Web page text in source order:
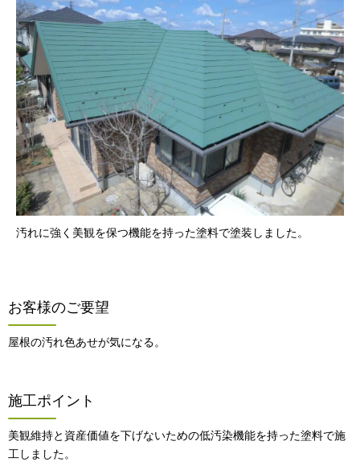
汚れに強く美観を保つ機能を持った塗料で塗装しました。
お客様のご要望
屋根の汚れ色あせが気になる。
施工ポイント
美観維持と資産価値を下げないための低汚染機能を持った塗料で施
工しました。